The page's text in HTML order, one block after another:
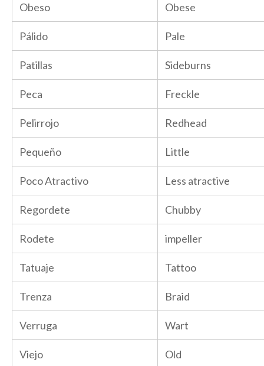
Obeso Obese
Pálido Pale
Patillas Sideburns
Peca Freckle
Pelirrojo Redhead
Pequeño Little
Poco Atractivo Less atractive
Regordete Chubby
Rodete impeller
Tatuaje Tattoo
Trenza Braid
Verruga Wart
Viejo Old